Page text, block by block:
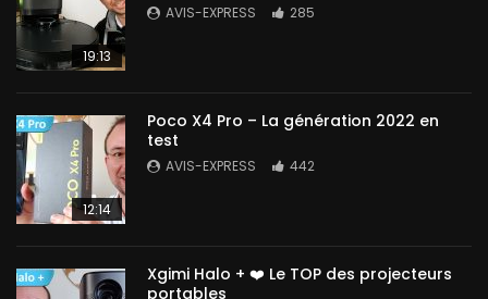
19:13
AVIS-EXPRESS 285
12:14
Poco X4 Pro – La génération 2022 en
test
AVIS-EXPRESS 442
Xgimi Halo + ❤️ Le TOP des projecteurs
portables